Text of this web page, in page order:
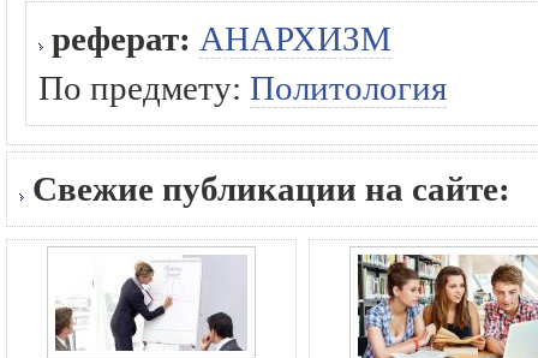
реферат: АНАРХИЗМ
По предмету: Политология
Свежие публикации на сайте: